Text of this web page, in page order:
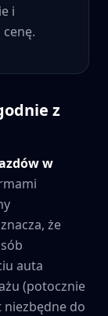
i
z
w
że
auta
(potocznie
niezbędne do